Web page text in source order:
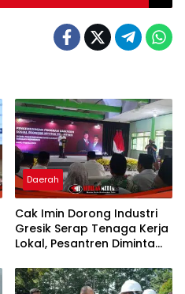
Daerah
Cak Imin Dorong Industri
Gresik Serap Tenaga Kerja
Lokal, Pesantren Diminta